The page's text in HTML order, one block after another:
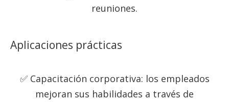
reuniones.
Aplicaciones prácticas
✅ Capacitación corporativa: los empleados
mejoran sus habilidades a través de